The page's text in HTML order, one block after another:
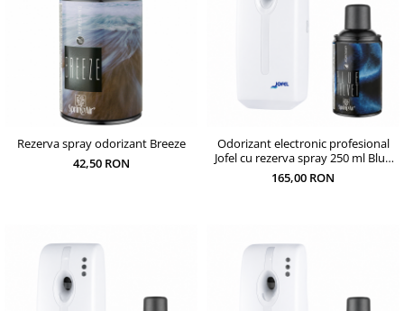
Rezerva spray odorizant Breeze
42,50 RON
Odorizant electronic profesional
Jofel cu rezerva spray 250 ml Blue
Velvet si baterii incluse
165,00 RON